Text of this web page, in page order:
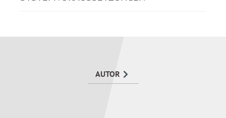
Nutzung Ihrer Arbeitszeit.
AUTOR